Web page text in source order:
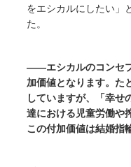
をエシカルにしたい」
た。
――エシカルのコンセ
加価値となります。た
していますが、「幸せ
達における児童労働や
この付加価値は結婚指